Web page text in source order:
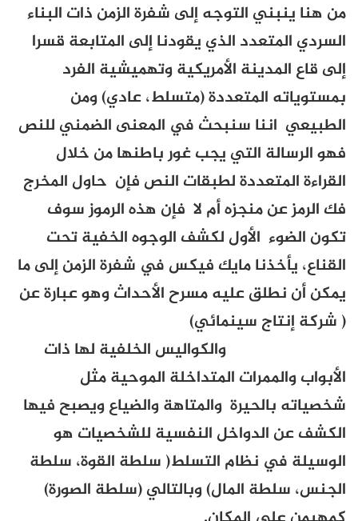
من هنا ينبني التوجه إلى شفرة الزمن ذات البناء
السردي المتعدد الذي يقودنا إلى المتابعة قسرا
إلى قاع المدينة الأمريكية وتهميشية الفرد
بمستوياته المتعددة (متسلط، عادي) ومن
الطبيعي اننا سنبحث في المعنى الضمني للنص
فهو الرسالة التي يجب غور باطنها من خلال
القراءة المتعددة لطبقات النص فإن حاول المخرج
فك الرمز عن منجزه أم لا فإن هذه الرموز سوف
تكون الضوء الأول لكشف الوجوه الخفية تحت
القناع، يأخذنا مايك فيكس في شفرة الزمن إلى ما
يمكن أن نطلق عليه مسرح الأحداث وهو عبارة عن
( شركة إنتاج سينمائي)
والكواليس الخلفية لها ذات
الأبواب والممرات المتداخلة الموحية مثل
شخصياته بالحيرة والمتاهة والضياع ويصبح فيها
الكشف عن الدواخل النفسية للشخصيات هو
الوسيلة في نظام التسلط( سلطة القوة، سلطة
الجنس، سلطة المال) وبالتالي (سلطة الصورة)